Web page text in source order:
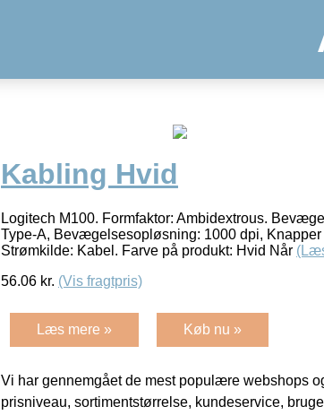
Kabling Hvid
Logitech M100. Formfaktor: Ambidextrous.
Type-A, Bevægelsesopløsning: 1000 dpi,
Strømkilde: Kabel. Farve på produkt: Hvid Når
56.06 kr. (Vis fragtpris)
Læs mere » Køb nu »
Vi har gennemgået de mest populære webshops
prisniveau, sortimentstørrelse, kundeservice,